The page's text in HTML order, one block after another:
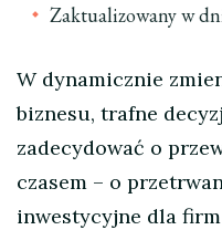
Zaktualizowany w
W dynamicznie
biznesu, trafne
zadecydować o
czasem – o
inwestycyjne dla